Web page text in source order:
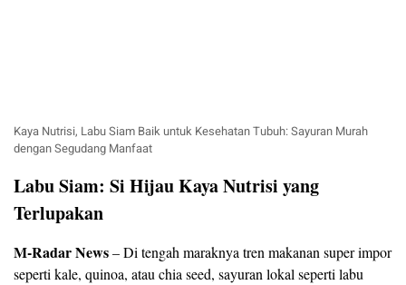
Kaya Nutrisi, Labu Siam Baik untuk Kesehatan Tubuh: Sayuran Murah
dengan Segudang Manfaat
Labu Siam: Si Hijau Kaya Nutrisi yang
Terlupakan
M-Radar News– Di tengah maraknya tren makanan super impor
seperti kale, quinoa, atau chia seed, sayuran lokal seperti labu